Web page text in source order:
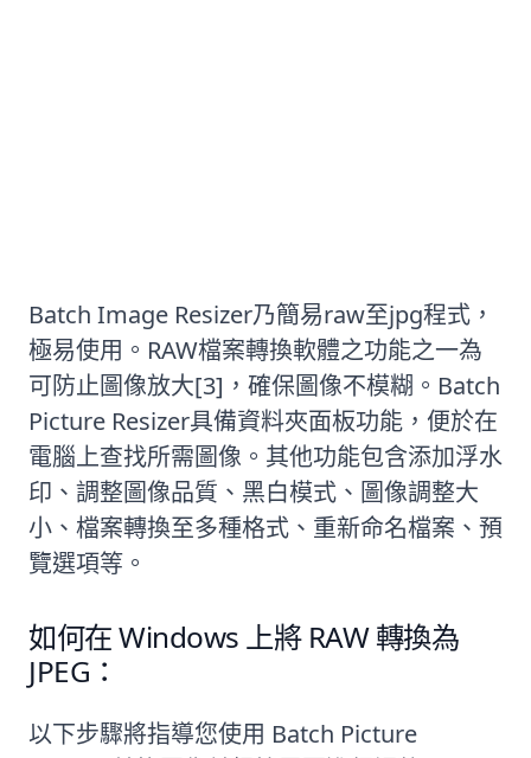
Batch Image Resizer乃簡易raw至jpg程式，
極易使用。RAW檔案轉換軟體之功能之一為
可防止圖像放大[3]，確保圖像不模糊。Batch
Picture Resizer具備資料夾面板功能，便於在
電腦上查找所需圖像。其他功能包含添加浮水
印、調整圖像品質、黑白模式、圖像調整大
小、檔案轉換至多種格式、重新命名檔案、預
覽選項等。
如何在 Windows 上將 RAW 轉換為
JPEG：
以下步驟將指導您使用 Batch Picture